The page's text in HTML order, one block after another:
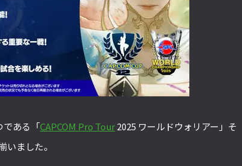
である「CAPCOM Pro Tour2025 ワールドウォリアー」そ
いました。